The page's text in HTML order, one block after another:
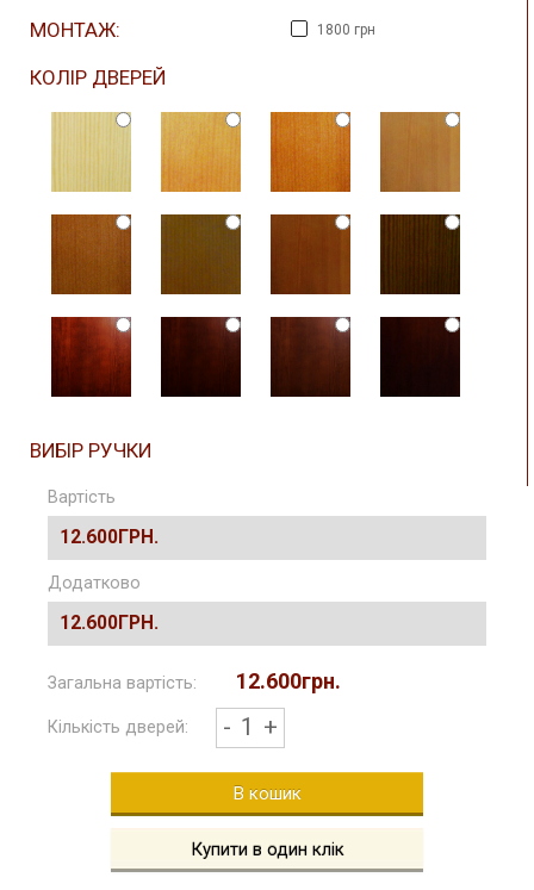
МОНТАЖ: 1800 грн
КОЛІР ДВЕРЕЙ
ВИБІР РУЧКИ
Вартість
12.600ГРН.
Додатково
12.600ГРН.
Загальна вартість: 12.600грн.
Кількість дверей: - 1 +
В кошик
Купити в один клік